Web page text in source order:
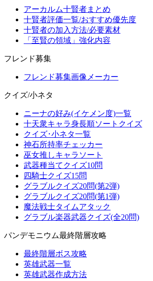
アーカルム十賢者まとめ
十賢者評価一覧/おすすめ優先度
十賢者の加入方法/必要素材
「至賢の領域」強化内容
フレンド募集
フレンド募集画像メーカー
クイズ/小ネタ
ニーナの好み(イケメン度)一覧
十天衆キャラ身長順ソートクイズ
クイズ･小ネタ一覧
神石所持率チェッカー
巫女推しキャラソート
武器種当てクイズ10問
四騎士クイズ15問
グラブルクイズ20問(第2弾)
グラブルクイズ20問(第1弾)
魔法戦士タイムアタック
グラブル楽器武器クイズ(全20問)
パンデモニウム最終階層攻略
最終階層ボス攻略
英雄武器一覧
英雄武器作成方法